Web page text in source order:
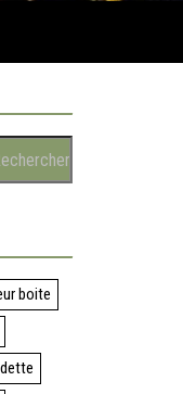
boite